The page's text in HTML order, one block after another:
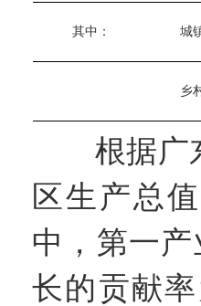
其中： 城
乡
根据广东
区生产总
中，第一
长的贡献